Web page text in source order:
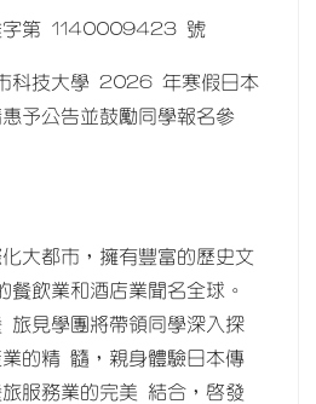
字第 1140009423 號
科技大學 2026 年寒假日本
予公告並鼓勵同學報名參
大都市，擁有豐富的歷史文
餐飲業和酒店業聞名全球。
旅見學團將帶領同學深入探
的精 髓，親身體驗日本傳
服務業的完美 結合，啟發